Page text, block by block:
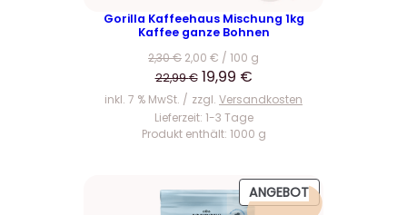
Gorilla Kaffeehaus Mischung 1kg
Kaffee ganze Bohnen
2,30€ 2,00 € / 100 g
22,99€ U
r
s
p
ü
n
19,99 €A
k
t
u
l
l
inkl. 7 % MwSt. zzgl. Versandkosten
Lieferzeit: 1-3 Tage
Produkt enthält: 1000 g
ANGEBOTP
R